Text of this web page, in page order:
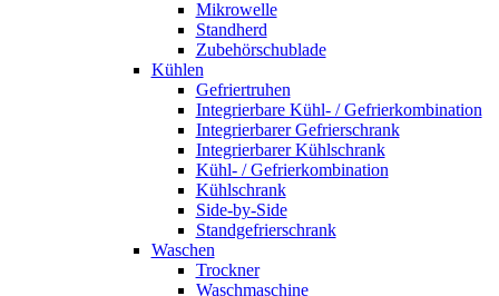
Mikrowelle
Standherd
Zubehörschublade
Kühlen
Gefriertruhen
Integrierbare Kühl- / Gefrierkombination
Integrierbarer Gefrierschrank
Integrierbarer Kühlschrank
Kühl- / Gefrierkombination
Kühlschrank
Side-by-Side
Standgefrierschrank
Waschen
Trockner
Waschmaschine